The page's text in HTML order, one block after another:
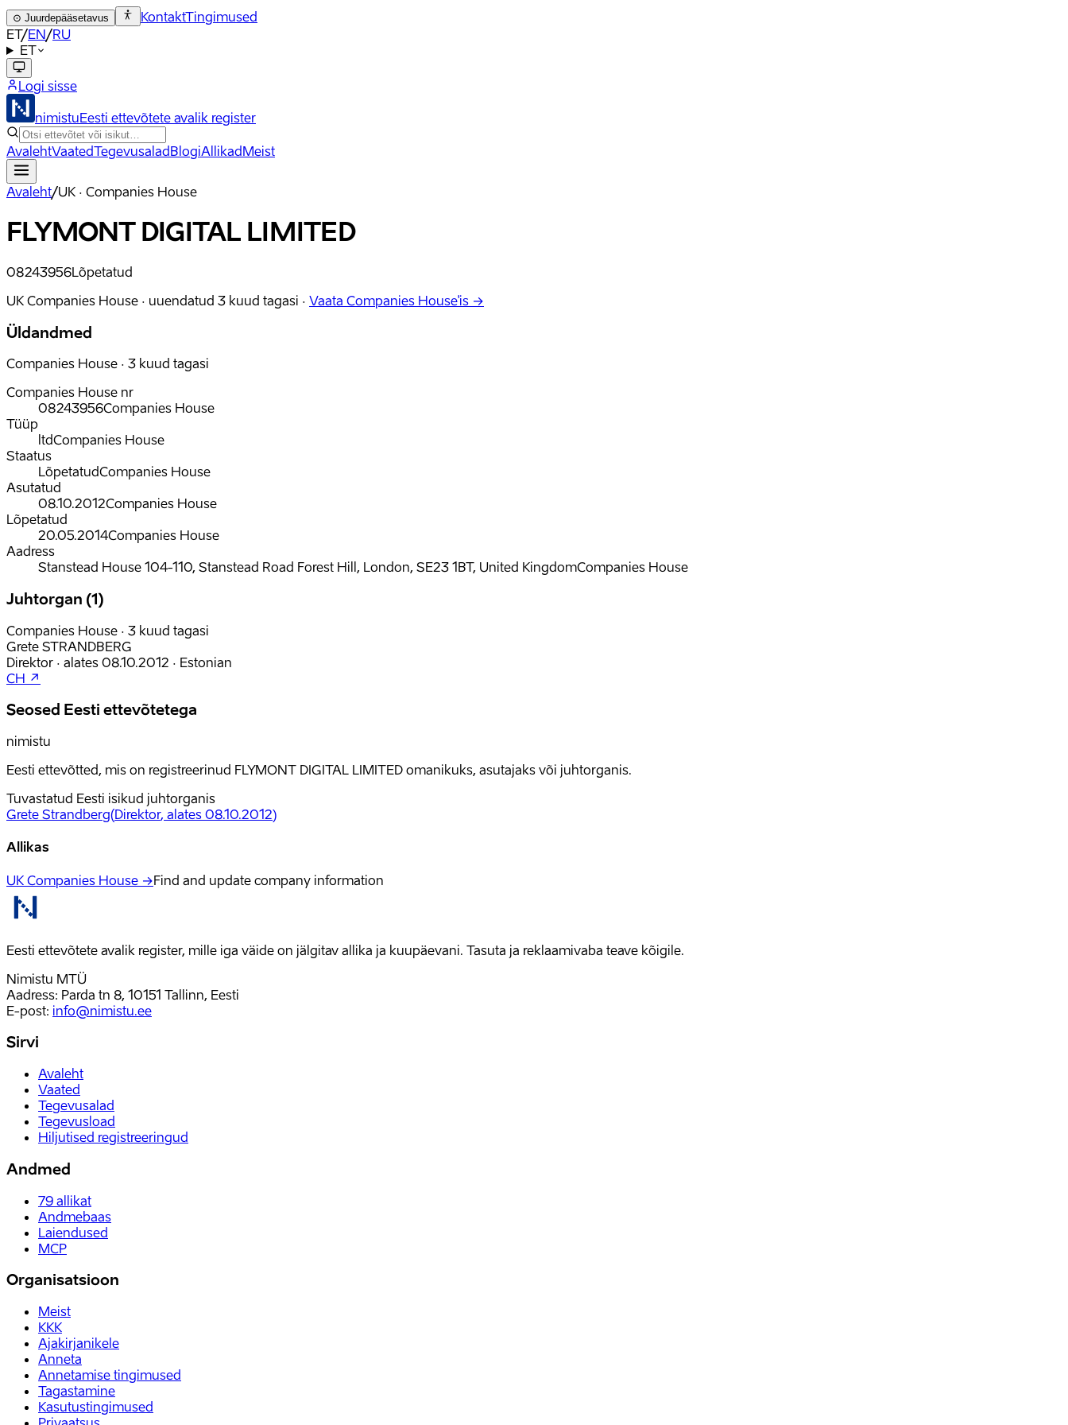
⊙ Juurdepääsetavus KontaktTingimused
ET/EN/RU
ET
Logi sisse
nimistuEesti ettevõtete avalik register
AvalehtVaatedTegevusaladBlogiAllikadMeist
Avaleht/UK · Companies House
FLYMONT DIGITAL LIMITED
08243956Lõpetatud
UK Companies House · uuendatud 3 kuud tagasi · Vaata Companies House'is →
Üldandmed
Companies House · 3 kuud tagasi
Companies House nr
08243956Companies House
Tüüp
ltdCompanies House
Staatus
LõpetatudCompanies House
Asutatud
08.10.2012Companies House
Lõpetatud
20.05.2014Companies House
Aadress
Stanstead House 104-110, Stanstead Road Forest Hill, London, SE23 1BT, United KingdomCompanies House
Juhtorgan (1)
Companies House · 3 kuud tagasi
Grete STRANDBERG
Direktor · alates 08.10.2012 · Estonian
CH ↗
Seosed Eesti ettevõtetega
nimistu
Eesti ettevõtted, mis on registreerinud FLYMONT DIGITAL LIMITED omanikuks, asutajaks või juhtorganis.
Tuvastatud Eesti isikud juhtorganis
Grete Strandberg(Direktor, alates 08.10.2012)
Allikas
UK Companies House →Find and update company information
Eesti ettevõtete avalik register, mille iga väide on jälgitav allika ja kuupäevani. Tasuta ja reklaamivaba teave kõigile.
Nimistu MTÜ
Aadress: Parda tn 8, 10151 Tallinn, Eesti
E-post: info@nimistu.ee
Sirvi
Avaleht
Vaated
Tegevusalad
Tegevusload
Hiljutised registreeringud
Andmed
79 allikat
Andmebaas
Laiendused
MCP
Organisatsioon
Meist
KKK
Ajakirjanikele
Anneta
Annetamise tingimused
Tagastamine
Kasutustingimused